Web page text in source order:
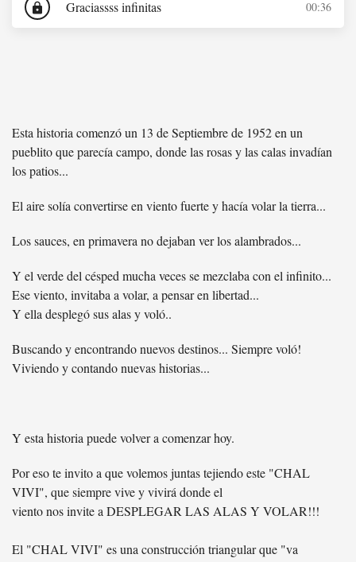
lock Graciassss infinitas 00:36
Esta historia comenzó un 13 de Septiembre de 1952 en un
pueblito que parecía campo, donde las rosas y las calas invadían
los patios...
El aire solía convertirse en viento fuerte y hacía volar la tierra...
Los sauces, en primavera no dejaban ver los alambrados...
Y el verde del césped mucha veces se mezclaba con el infinito...
Ese viento, invitaba a volar, a pensar en libertad...
Y ella desplegó sus alas y voló..
Buscando y encontrando nuevos destinos... Siempre voló!
Viviendo y contando nuevas historias...
Y esta historia puede volver a comenzar hoy.
Por eso te invito a que volemos juntas tejiendo este "CHAL
VIVI", que siempre vive y vivirá donde el
viento nos invite a DESPLEGAR LAS ALAS Y VOLAR!!!
El "CHAL VIVI" es una construcción triangular que "va